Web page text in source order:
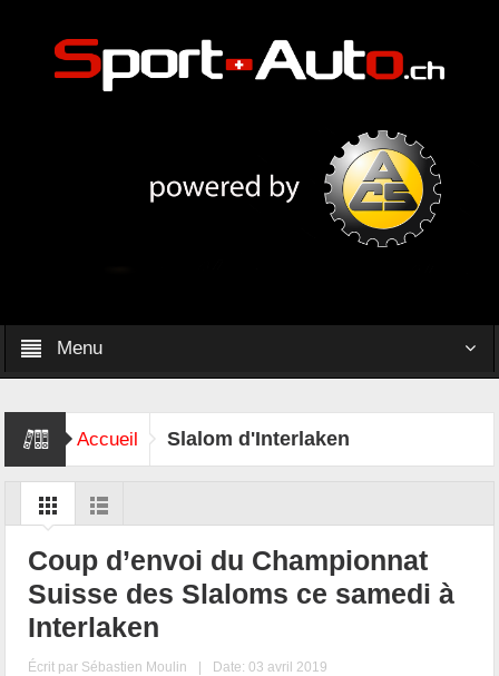
Menu
Accueil Slalom d'Interlaken
Coup d’envoi du Championnat
Suisse des Slaloms ce samedi à
Interlaken
Écrit par Sébastien Moulin | Date: 03 avril 2019